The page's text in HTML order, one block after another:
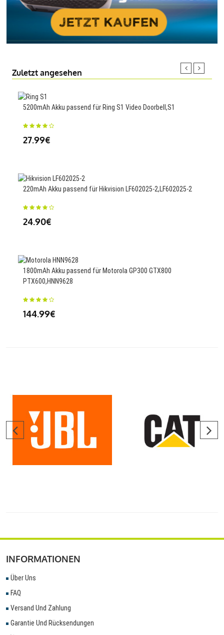
Zuletzt angesehen
5200mAh Akku passend für Ring S1 Video Doorbell,S1
27.99€
220mAh Akku passend für Hikvision LF602025-2,LF602025-2
24.90€
1800mAh Akku passend für Motorola GP300 GTX800
PTX600,HNN9628
144.99€
INFORMATIONEN
Über Uns
FAQ
Versand Und Zahlung
Garantie Und Rücksendungen